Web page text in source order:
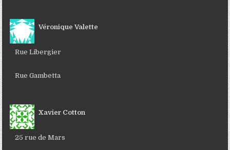
Véronique Valette
Rue Libergier
Rue Gambetta
Xavier Cotton
25 rue de Mars